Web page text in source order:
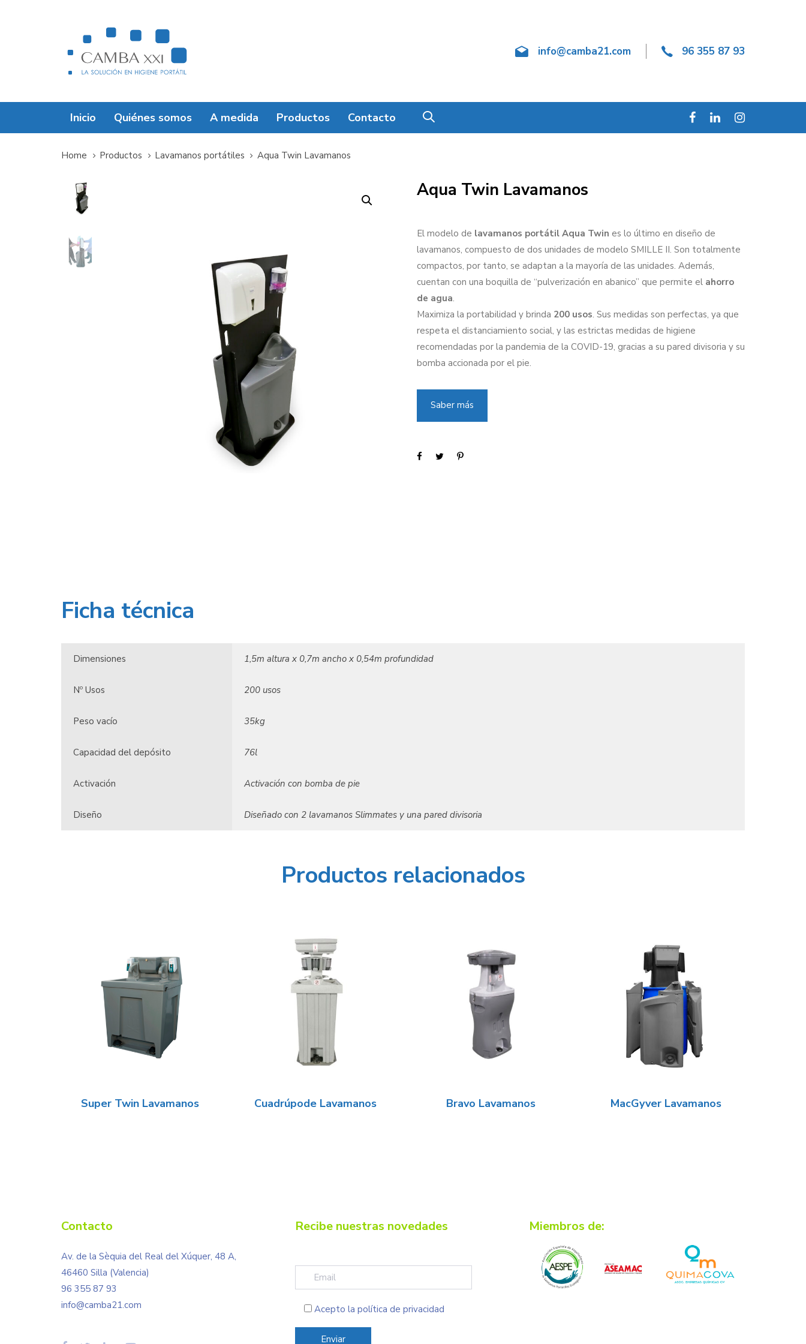
content
info@camba21.com 96 355 87 93
Inicio Quiénes somos A medida Productos Contacto
Home Productos Lavamanos portátiles Aqua Twin Lavamanos
Aqua Twin Lavamanos
El modelo de lavamanos portátil Aqua Twin es lo último en diseño de
lavamanos, compuesto de dos unidades de modelo SMILLE II. Son totalmente
compactos, por tanto, se adaptan a la mayoría de las unidades. Además,
cuentan con una boquilla de “pulverización en abanico” que permite el ahorro
de agua.
Maximiza la portabilidad y brinda 200 usos. Sus medidas son perfectas, ya que
respeta el distanciamiento social, y las estrictas medidas de higiene
recomendadas por la pandemia de la COVID-19, gracias a su pared divisoria y su
bomba accionada por el pie.
Saber más
Ficha técnica
Dimensiones 1,5m altura x 0,7m ancho x 0,54m profundidad
Nº Usos 200 usos
Peso vacío 35kg
Capacidad del depósito 76l
Activación Activación con bomba de pie
Diseño Diseñado con 2 lavamanos Slimmates y una pared divisoria
Productos relacionados
Super Twin Lavamanos Cuadrúpode Lavamanos Bravo Lavamanos MacGyver Lavamanos
Contacto
Av. de la Sèquia del Real del Xúquer, 48 A,
46460 Silla (Valencia)
96 355 87 93
info@camba21.com
Recibe nuestras novedades
Acepto la política de privacidad
Miembros de: